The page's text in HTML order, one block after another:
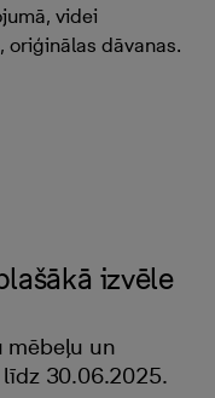
videi
dāvanas.
izvēle
mēbeļu un
30.06.2025.